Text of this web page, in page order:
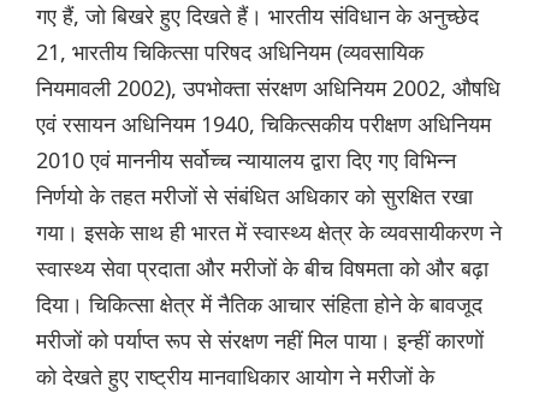
गए हैं, जो बिखरे हुए दिखते हैं। भारतीय संविधान के अनुच्छेद
21, भारतीय चिकित्सा परिषद अधिनियम (व्यवसायिक
नियमावली 2002), उपभोक्ता संरक्षण अधिनियम 2002, औषधि
एवं रसायन अधिनियम 1940, चिकित्सकीय परीक्षण अधिनियम
2010 एवं माननीय सर्वोच्च न्यायालय द्वारा दिए गए विभिन्न
निर्णयो के तहत मरीजों से संबंधित अधिकार को सुरक्षित रखा
गया। इसके साथ ही भारत में स्वास्थ्य क्षेत्र के व्यवसायीकरण ने
स्वास्थ्य सेवा प्रदाता और मरीजों के बीच विषमता को और बढ़ा
दिया। चिकित्सा क्षेत्र में नैतिक आचार संहिता होने के बावजूद
मरीजों को पर्याप्त रूप से संरक्षण नहीं मिल पाया। इन्हीं कारणों
को देखते हुए राष्ट्रीय मानवाधिकार आयोग ने मरीजों के